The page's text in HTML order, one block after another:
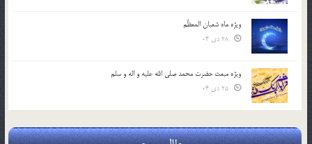
ویژه ماه شعبان المعظّم
ویژه مبعث حضرت محمد صلی الله علیه و اله و سلم